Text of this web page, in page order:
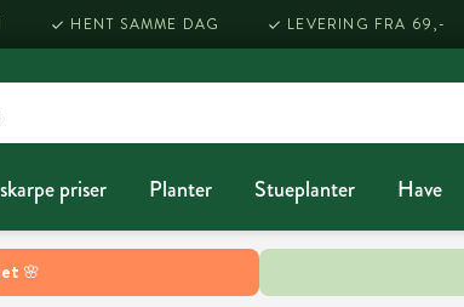
🌸
HENT SAMME DAG LEVERING FRA 69,-
priser Planter Stueplanter Have